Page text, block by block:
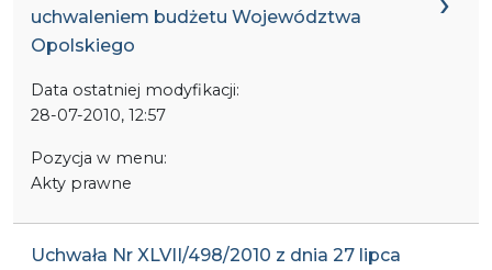
uchwaleniem budżetu Województwa
Opolskiego
Data ostatniej modyfikacji:
28-07-2010, 12:57
Pozycja w menu:
Akty prawne
Uchwała Nr XLVII/498/2010 z dnia 27 lipca